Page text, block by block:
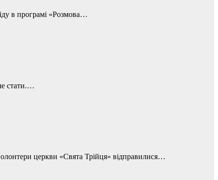
в програмі «Розмова…
стати.…
церкви «Свята Трійця» відправилися…